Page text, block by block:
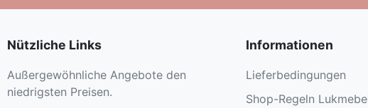
Nützliche Links
Außergewöhnliche Angebote den
niedrigsten Preisen.
Informationen
Lieferbedingungen
Shop-Regeln